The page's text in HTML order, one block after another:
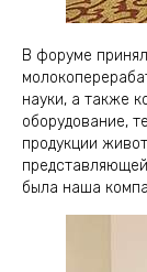
В форуме
науки, а также
оборудование,
продукции
была наша